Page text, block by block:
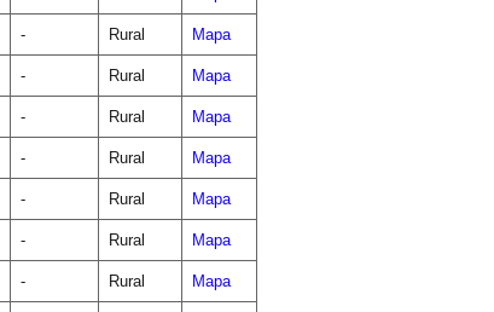
- Rural Mapa
- Rural Mapa
- Rural Mapa
- Rural Mapa
- Rural Mapa
- Rural Mapa
- Rural Mapa